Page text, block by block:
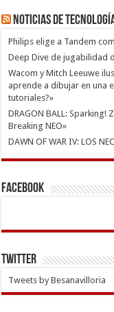
Noticias de
Philips elige a Tandem
Deep Dive de jugabilidad
Wacom y Mitch Leeuwe
aprende a dibujar en una
tutoriales?»
DRAGON BALL: Sparking!
Breaking NEO»
DAWN OF WAR IV: LOS
Facebook
Twitter
Tweets by Besanavilloria